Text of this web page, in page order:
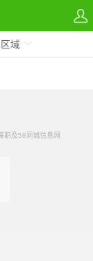
区域
职及58同城信息网